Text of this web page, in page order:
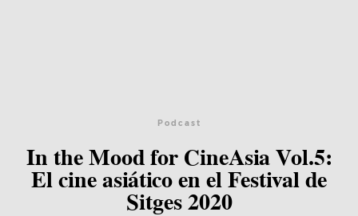
Podcast
In the Mood for CineAsia Vol.5:
El cine asiático en el Festival de
Sitges 2020